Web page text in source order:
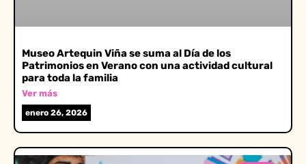
Museo Artequin Viña se suma al Día de los
Patrimonios en Verano con una actividad cultural
para toda la familia
Ver más
enero 26, 2026